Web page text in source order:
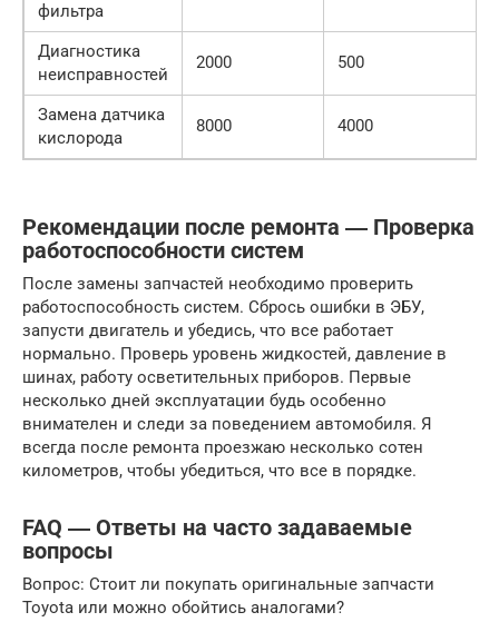
фильтра
Диагностика
неисправностей
2000 500
Замена датчика
кислорода
8000 4000
Рекомендации после ремонта ― Проверка
работоспособности систем
После замены запчастей необходимо проверить
работоспособность систем. Сбрось ошибки в ЭБУ,
запусти двигатель и убедись, что все работает
нормально. Проверь уровень жидкостей, давление в
шинах, работу осветительных приборов. Первые
несколько дней эксплуатации будь особенно
внимателен и следи за поведением автомобиля. Я
всегда после ремонта проезжаю несколько сотен
километров, чтобы убедиться, что все в порядке.
FAQ ― Ответы на часто задаваемые
вопросы
Вопрос: Стоит ли покупать оригинальные запчасти
Toyota или можно обойтись аналогами?